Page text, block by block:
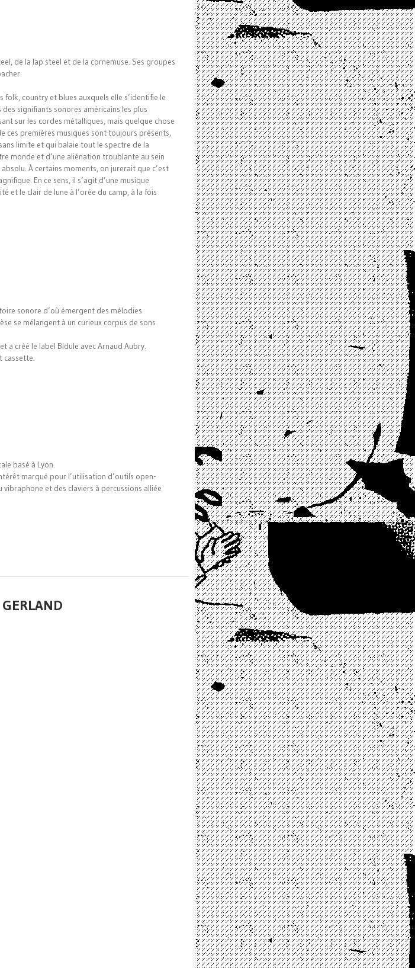
de la lap steel et de la cornemuse. Ses groupes
country et blues auxquels elle s’identifie le
signifiants sonores américains les plus
sur les cordes métalliques, mais quelque chose
ces premières musiques sont toujours présents,
limite et qui balaie tout le spectre de la
monde et d’une aliénation troublante au sein
À certains moments, on jurerait que c’est
En ce sens, il s’agit d’une musique
et le clair de lune à l’orée du camp, à la fois
sonore d’où émergent des mélodies
se mélangent à un curieux corpus de sons
a créé le label Bidule avec Arnaud Aubry.
cassette.
basé à Lyon.
marqué pour l’utilisation d’outils open-
et des claviers à percussions alliée